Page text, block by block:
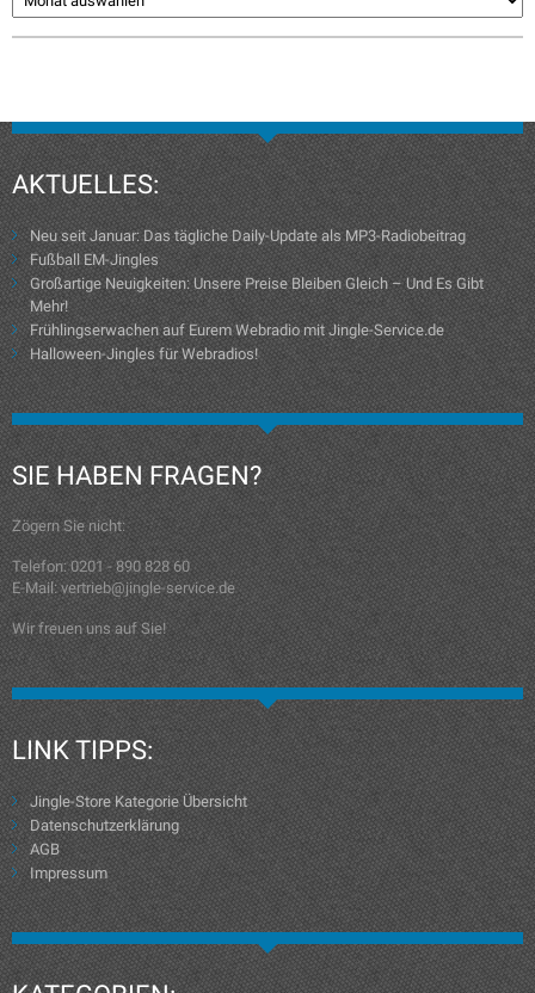
AKTUELLES:
Neu seit Januar: Das tägliche Daily-Update als MP3-Radiobeitrag
Fußball EM-Jingles
Großartige Neuigkeiten: Unsere Preise Bleiben Gleich – Und Es Gibt
Mehr!
Frühlingserwachen auf Eurem Webradio mit Jingle-Service.de
Halloween-Jingles für Webradios!
SIE HABEN FRAGEN?
Zögern Sie nicht:
Telefon: 0201 - 890 828 60
E-Mail: vertrieb@jingle-service.de
Wir freuen uns auf Sie!
LINK TIPPS:
Jingle-Store Kategorie Übersicht
Datenschutzerklärung
AGB
Impressum